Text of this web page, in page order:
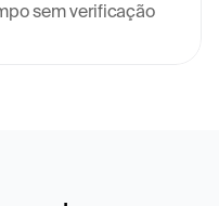
sem verificação